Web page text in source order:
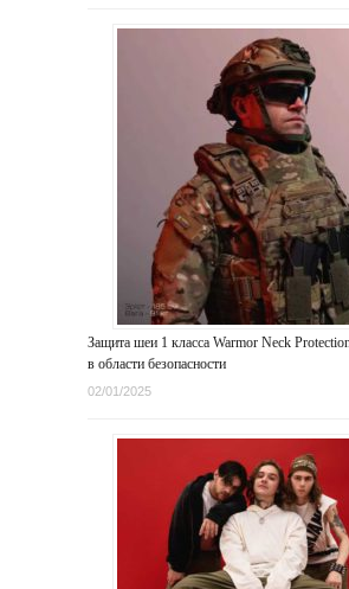
Защита шеи 1 класса Warmor Neck
в области безопасности
02/01/2025